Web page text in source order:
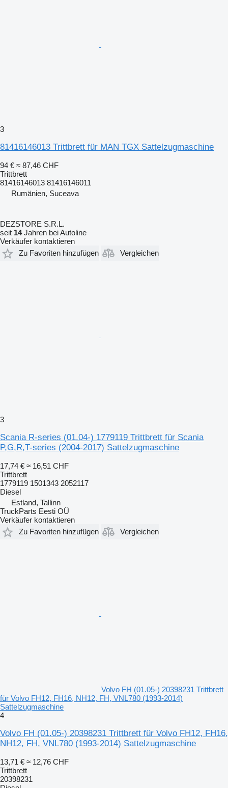
3
81416146013 Trittbrett für MAN TGX Sattelzugmaschine
94 € ≈ 87,46 CHF
Trittbrett
81416146013 81416146011
Rumänien, Suceava
DEZSTORE S.R.L.
seit 14Jahren bei Autoline
Verkäufer kontaktieren
Zu Favoriten hinzufügen
Vergleichen
3
Scania R-series (01.04-) 1779119 Trittbrett für Scania
P,G,R,T-series (2004-2017) Sattelzugmaschine
17,74 € ≈ 16,51 CHF
Trittbrett
1779119 1501343 2052117
Diesel
Estland, Tallinn
TruckParts Eesti OÜ
Verkäufer kontaktieren
Zu Favoriten hinzufügen
Vergleichen
Volvo FH (01.05-) 20398231 Trittbrett
für Volvo FH12, FH16, NH12, FH, VNL780 (1993-2014)
Sattelzugmaschine
4
Volvo FH (01.05-) 20398231 Trittbrett für Volvo FH12, FH16,
NH12, FH, VNL780 (1993-2014) Sattelzugmaschine
13,71 € ≈ 12,76 CHF
Trittbrett
20398231